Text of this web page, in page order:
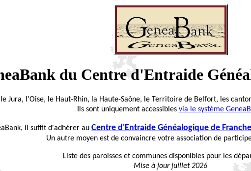
du Centre d'Entraide
Jura, l'Oise, le Haut-Rhin, la Haute-Saône, le Territoire de Belfort, les
Ils sont uniquement accessibles via le système
il suffit d'adhérer au Centre d'Entraide Généalogique de
Un autre moyen est de convaincre votre association de
Liste des paroisses et communes disponibles pour les
Mise à jour juillet 2026